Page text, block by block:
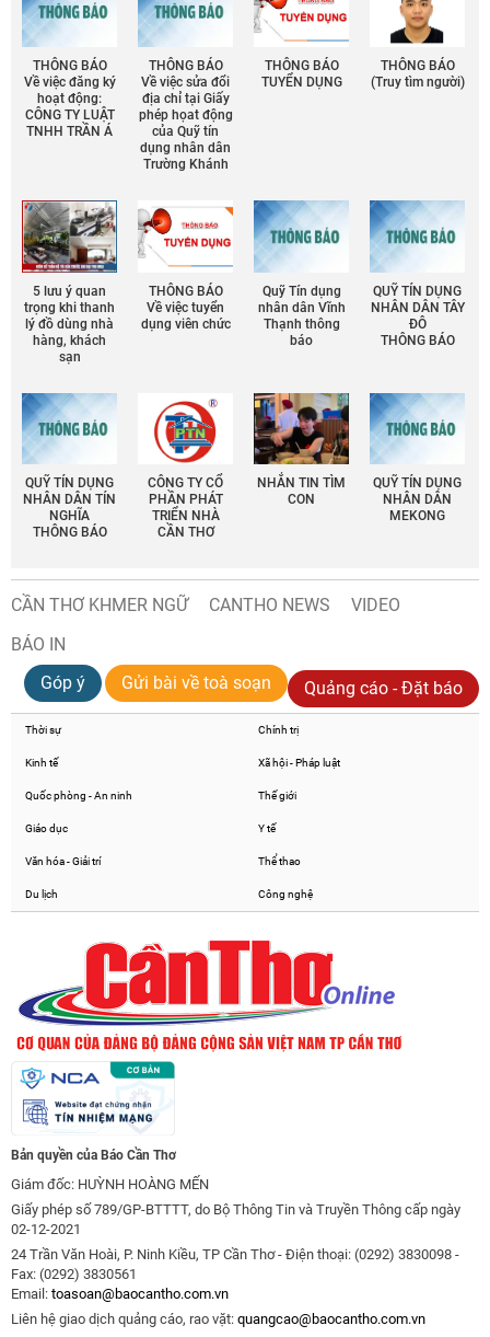
THÔNG BÁO
Về việc đăng ký
hoạt động:
CÔNG TY LUẬT
TNHH TRẦN Á
THÔNG BÁO
Về việc sửa đổi
địa chỉ tại Giấy
phép họat động
của Quỹ tín
dụng nhân dân
Trường Khánh
THÔNG BÁO
TUYỂN DỤNG
THÔNG BÁO
(Truy tìm người)
5 lưu ý quan
trọng khi thanh
lý đồ dùng nhà
hàng, khách
sạn
THÔNG BÁO
Về việc tuyển
dụng viên chức
Quỹ Tín dụng
nhân dân Vĩnh
Thạnh thông
báo
QUỸ TÍN DỤNG
NHÂN DÂN TÂY
ĐÔ
THÔNG BÁO
QUỸ TÍN DỤNG
NHÂN DÂN TÍN
NGHĨA
THÔNG BÁO
CÔNG TY CỔ
PHẦN PHÁT
TRIỂN NHÀ
CẦN THƠ
NHẮN TIN TÌM
CON
QUỸ TÍN DỤNG
NHÂN DÂN
MEKONG
CẦN THƠ KHMER NGỮ CANTHO NEWS
VIDEO
BÁO IN
Góp ý
Gửi bài về toà soạn Quảng cáo - Đặt báo
Thời sự Chính trị
Kinh tế Xã hội - Pháp luật
Quốc phòng - An ninh Thế giới
Giáo dục Y tế
Văn hóa - Giải trí Thể thao
Du lịch Công nghệ
Bản quyền của Báo Cần Thơ
Giám đốc: HUỲNH HOÀNG MẾN
Giấy phép số 789/GP-BTTTT, do Bộ Thông Tin và Truyền Thông cấp ngày
02-12-2021
24 Trần Văn Hoài, P. Ninh Kiều, TP Cần Thơ - Điện thoại: (0292) 3830098 -
Fax: (0292) 3830561
Email: toasoan@baocantho.com.vn
Liên hệ giao dịch quảng cáo, rao vặt: quangcao@baocantho.com.vn